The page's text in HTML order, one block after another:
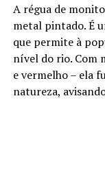
A régua de
metal pintado. É
que permite à
nível do rio. Com
e vermelho – ela
natureza,